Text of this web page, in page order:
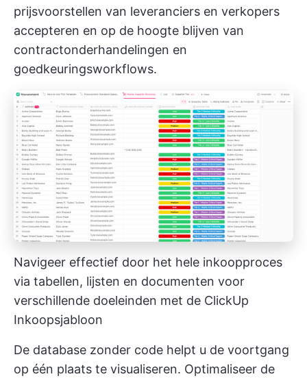
prijsvoorstellen van leveranciers en verkopers
accepteren en op de hoogte blijven van
contractonderhandelingen en
goedkeuringsworkflows.
Navigeer effectief door het hele inkoopproces
via tabellen, lijsten en documenten voor
verschillende doeleinden met de ClickUp
Inkoopsjabloon
De database zonder code helpt u de voortgang
op één plaats te visualiseren. Optimaliseer de